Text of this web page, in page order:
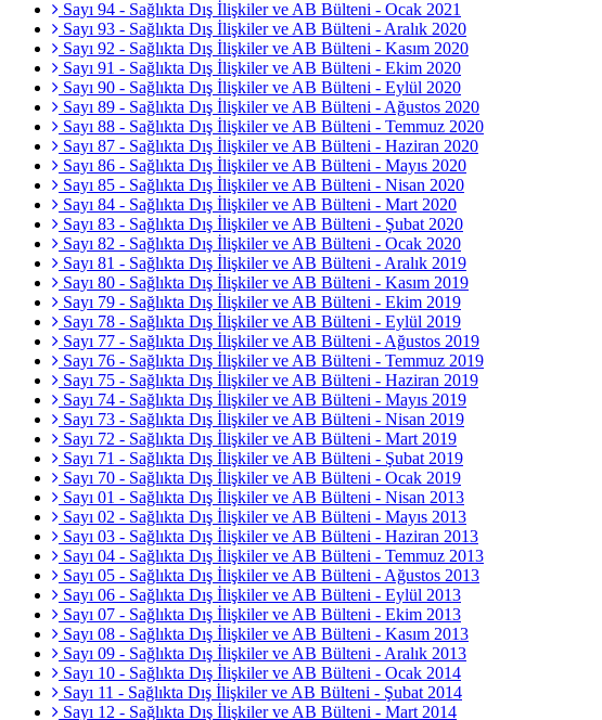
Sayı 94 - Sağlıkta Dış İlişkiler ve AB Bülteni - Ocak 2021
Sayı 93 - Sağlıkta Dış İlişkiler ve AB Bülteni - Aralık 2020
Sayı 92 - Sağlıkta Dış İlişkiler ve AB Bülteni - Kasım 2020
Sayı 91 - Sağlıkta Dış İlişkiler ve AB Bülteni - Ekim 2020
Sayı 90 - Sağlıkta Dış İlişkiler ve AB Bülteni - Eylül 2020
Sayı 89 - Sağlıkta Dış İlişkiler ve AB Bülteni - Ağustos 2020
Sayı 88 - Sağlıkta Dış İlişkiler ve AB Bülteni - Temmuz 2020
Sayı 87 - Sağlıkta Dış İlişkiler ve AB Bülteni - Haziran 2020
Sayı 86 - Sağlıkta Dış İlişkiler ve AB Bülteni - Mayıs 2020
Sayı 85 - Sağlıkta Dış İlişkiler ve AB Bülteni - Nisan 2020
Sayı 84 - Sağlıkta Dış İlişkiler ve AB Bülteni - Mart 2020
Sayı 83 - Sağlıkta Dış İlişkiler ve AB Bülteni - Şubat 2020
Sayı 82 - Sağlıkta Dış İlişkiler ve AB Bülteni - Ocak 2020
Sayı 81 - Sağlıkta Dış İlişkiler ve AB Bülteni - Aralık 2019
Sayı 80 - Sağlıkta Dış İlişkiler ve AB Bülteni - Kasım 2019
Sayı 79 - Sağlıkta Dış İlişkiler ve AB Bülteni - Ekim 2019
Sayı 78 - Sağlıkta Dış İlişkiler ve AB Bülteni - Eylül 2019
Sayı 77 - Sağlıkta Dış İlişkiler ve AB Bülteni - Ağustos 2019
Sayı 76 - Sağlıkta Dış İlişkiler ve AB Bülteni - Temmuz 2019
Sayı 75 - Sağlıkta Dış İlişkiler ve AB Bülteni - Haziran 2019
Sayı 74 - Sağlıkta Dış İlişkiler ve AB Bülteni - Mayıs 2019
Sayı 73 - Sağlıkta Dış İlişkiler ve AB Bülteni - Nisan 2019
Sayı 72 - Sağlıkta Dış İlişkiler ve AB Bülteni - Mart 2019
Sayı 71 - Sağlıkta Dış İlişkiler ve AB Bülteni - Şubat 2019
Sayı 70 - Sağlıkta Dış İlişkiler ve AB Bülteni - Ocak 2019
Sayı 01 - Sağlıkta Dış İlişkiler ve AB Bülteni - Nisan 2013
Sayı 02 - Sağlıkta Dış İlişkiler ve AB Bülteni - Mayıs 2013
Sayı 03 - Sağlıkta Dış İlişkiler ve AB Bülteni - Haziran 2013
Sayı 04 - Sağlıkta Dış İlişkiler ve AB Bülteni - Temmuz 2013
Sayı 05 - Sağlıkta Dış İlişkiler ve AB Bülteni - Ağustos 2013
Sayı 06 - Sağlıkta Dış İlişkiler ve AB Bülteni - Eylül 2013
Sayı 07 - Sağlıkta Dış İlişkiler ve AB Bülteni - Ekim 2013
Sayı 08 - Sağlıkta Dış İlişkiler ve AB Bülteni - Kasım 2013
Sayı 09 - Sağlıkta Dış İlişkiler ve AB Bülteni - Aralık 2013
Sayı 10 - Sağlıkta Dış İlişkiler ve AB Bülteni - Ocak 2014
Sayı 11 - Sağlıkta Dış İlişkiler ve AB Bülteni - Şubat 2014
Sayı 12 - Sağlıkta Dış İlişkiler ve AB Bülteni - Mart 2014